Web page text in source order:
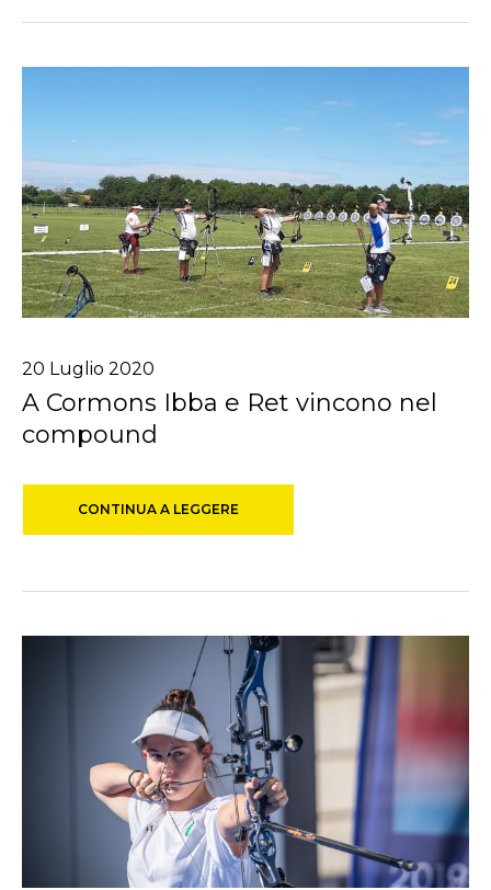
20 Luglio 2020
A Cormons Ibba e Ret vincono nel
compound
CONTINUA A LEGGERE